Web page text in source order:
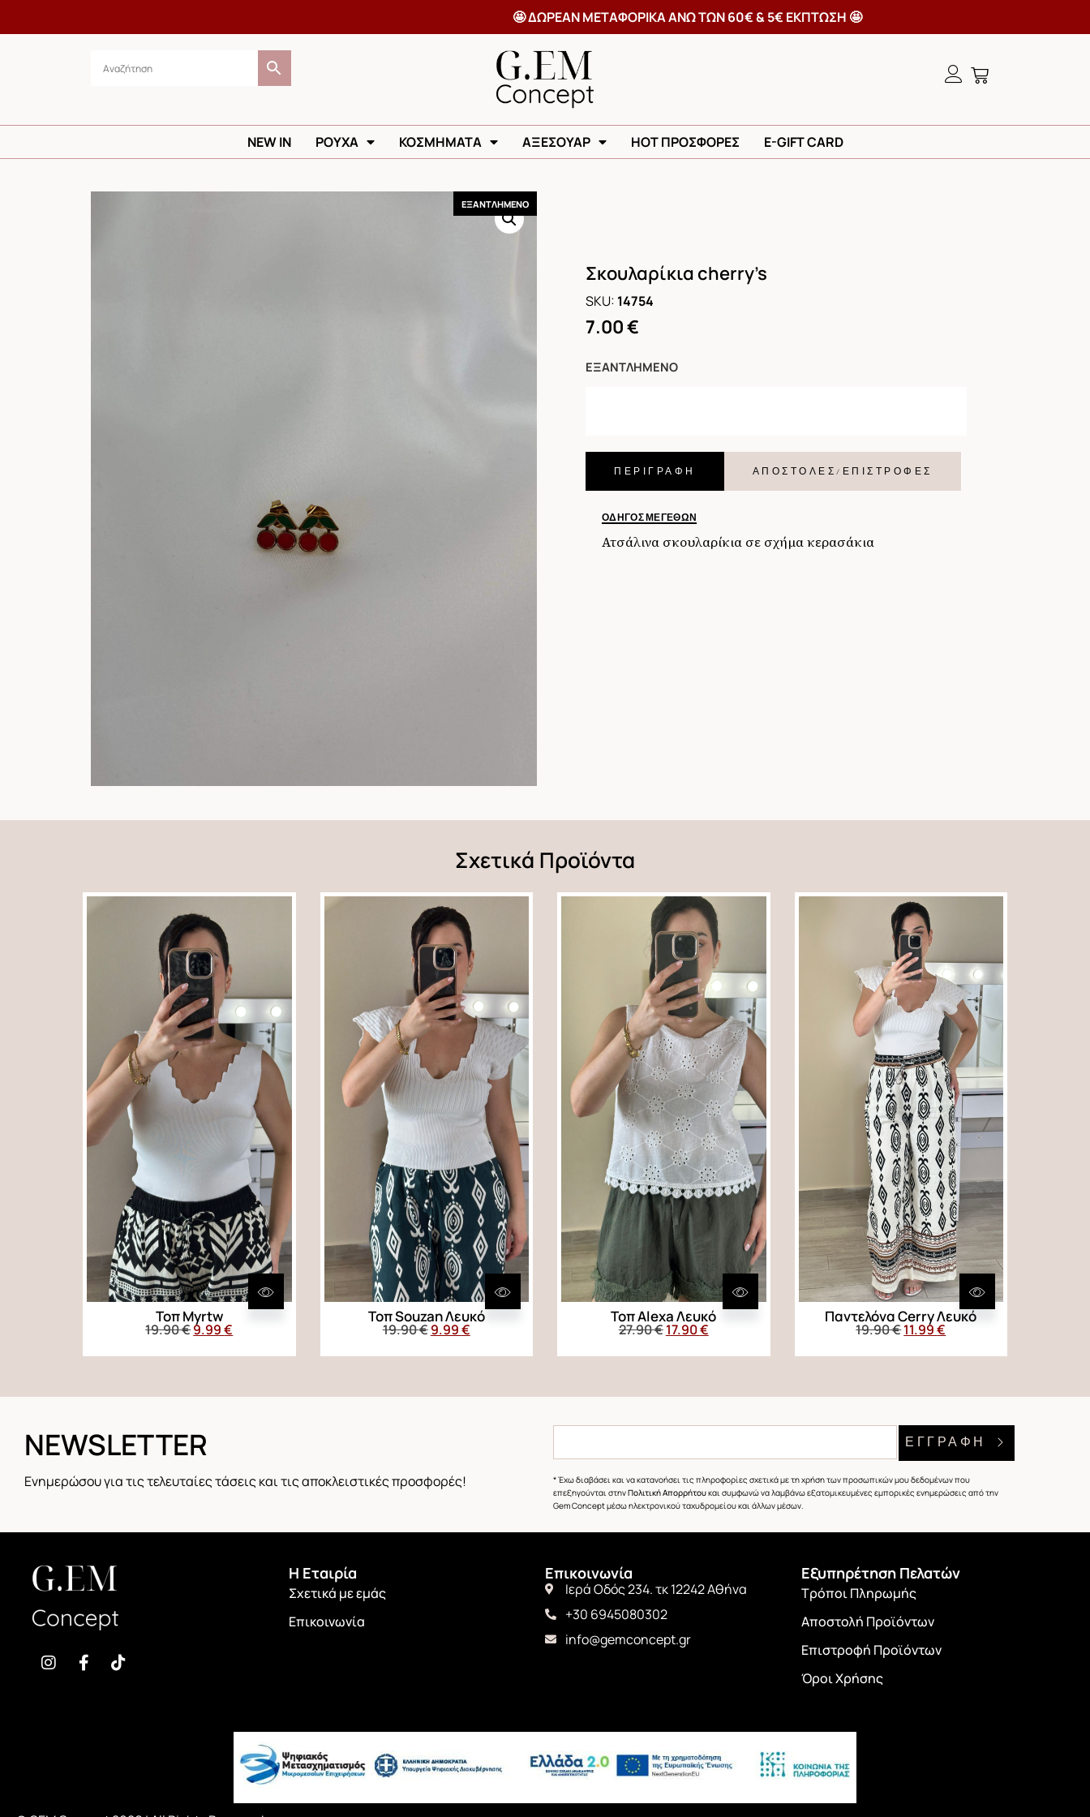
🤩 ΔΩΡΕΑΝ ΜΕΤΑΦΟΡΙΚΑ ΑΝΩ ΤΩΝ 60€ & 5€ ΕΚΠΤΩΣΗ 🤩
NEW IN ΡΟΥΧΑ ΚΟΣΜΗΜΑΤΑ ΑΞΕΣΟΥΑΡ HOT ΠΡΟΣΦΟΡΕΣ E-GIFT CARD
ΕΞΑΝΤΛΗΜΕΝΟ
Σκουλαρίκια cherry’s
SKU: 14754
7.00€
ΕΞΑΝΤΛΗΜΈΝΟ
ΠΕΡΙΓΡΑΦΗ ΑΠΟΣΤΟΛΕΣ/ΕΠΙΣΤΡΟΦΕΣ
ΟΔΗΓΌΣ ΜΕΓΕΘΏΝ
Ατσάλινα σκουλαρίκια σε σχήμα κερασάκια
Σχετικά Προϊόντα
Τοπ Myrtw
19.90€9.99€
Τοπ Souzan Λευκό
19.90€9.99€
Τοπ Alexa Λευκό
27.90€17.90€
Παντελόνα Cerry Λευκό
19.90€11.99€
NEWSLETTER
Ενημερώσου για τις τελευταίες τάσεις και τις αποκλειστικές προσφορές!
ΕΓΓΡΑΦΗ
* Έχω διαβάσει και να κατανοήσει τις πληροφορίες σχετικά με τη χρήση των προσωπικών μου δεδομένων που
επεξηγούνται στηνΠολιτική Απορρήτουκαι συμφωνώ να λαμβάνω εξατομικευμένες εμπορικές ενημερώσεις από την
Gem Concept μέσω ηλεκτρονικού ταχυδρομείου και άλλων μέσων.
H Εταιρία
Σχετικά με εμάς
Επικοινωνία
Επικοινωνία
Ιερά Οδός 234. τκ 12242 Αθήνα
+30 6945080302
info@gemconcept.gr
Εξυπηρέτηση Πελατών
Τρόποι Πληρωμής
Αποστολή Προϊόντων
Επιστροφή Προϊόντων
Όροι Χρήσης